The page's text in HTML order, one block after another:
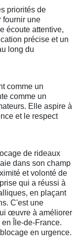
priorités de
fournir une
écoute attentive,
précise et un
long du
comme un
comme un
Elle aspire à
et le respect
de rideaux
dans son champ
et volonté de
qui a réussi à
en plaçant
C'est une
œuvre à améliorer
Île-de-France.
en urgence.